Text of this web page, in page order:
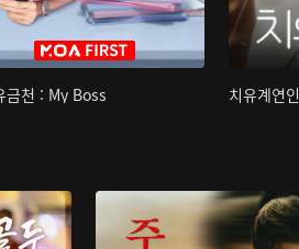
금천 : My Boss 치유계연인